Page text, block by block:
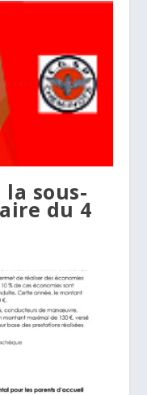
sous-
du 4